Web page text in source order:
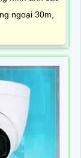
ngoại 30m,